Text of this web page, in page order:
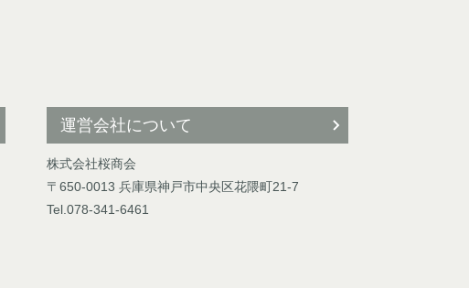
運営会社について
株式会社桜商会
〒650-0013 兵庫県神戸市中央区花隈町21-7
Tel.078-341-6461